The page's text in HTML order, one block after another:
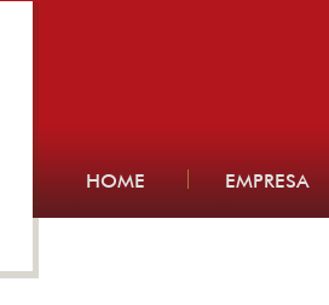
HOME EMPRESA